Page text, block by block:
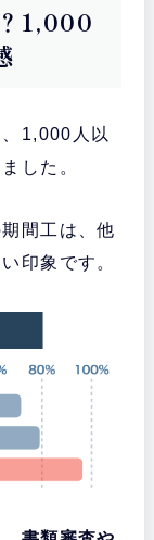
1,000
1,000人以
した。
間工は、他
印象です。